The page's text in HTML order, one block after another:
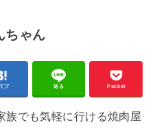
ゃん
ブ 送る Pocket
族でも気軽に行ける焼肉屋